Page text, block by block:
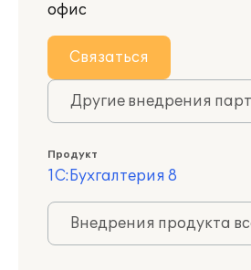
офис
Связаться
Другие внедрения
Продукт
1С:Бухгалтерия 8
Внедрения продукта